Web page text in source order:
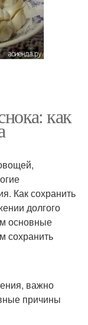
как
Как сохранить
долгого
основные
сохранить
важно
причины